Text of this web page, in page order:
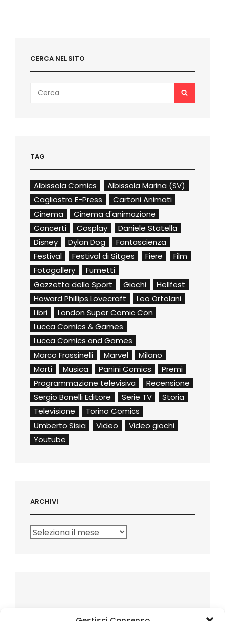
CERCA NEL SITO
for:
SEARCH
TAG
Albissola Comics
Albissola Marina (SV)
Cagliostro E-Press
Cartoni Animati
Cinema
Cinema d'animazione
Concerti
Cosplay
Daniele Statella
Disney
Dylan Dog
Fantascienza
Festival
Festival di Sitges Fiere
Film
Fotogallery
Fumetti
Gazzetta dello Sport
Giochi
Hellfest
Howard Phillips Lovecraft
Leo Ortolani
Libri
London Super Comic Con
Lucca Comics & Games
Lucca Comics and Games
Marco Frassinelli
Marvel
Milano
Morti
Musica Panini Comics
Premi
Programmazione televisiva
Recensione
Sergio Bonelli Editore
Serie TV
Storia
Televisione
Torino Comics
Umberto Sisia
Video
Video giochi
Youtube
ARCHIVI
Archivi